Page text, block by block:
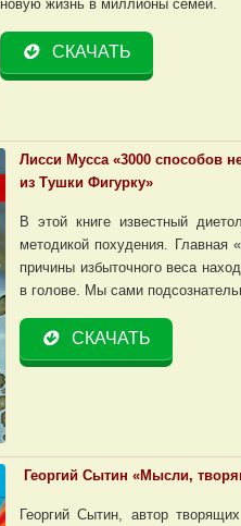
новую жизнь в миллионы семей.
СКАЧАТЬ
Лисси Мусса «3000 способов
из Тушки Фигурку»
В этой книге известный
методикой похудения.
причины избыточного веса
в голове. Мы сами
СКАЧАТЬ
Георгий Сытин «Мысли,
Георгий Сытин, автор